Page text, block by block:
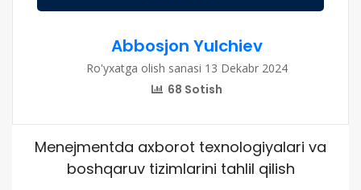
Abbosjon Yulchiev
Ro'yxatga olish sanasi 13 Dekabr 2024
68 Sotish
Menejmentda axborot texnologiyalari va
boshqaruv tizimlarini tahlil qilish